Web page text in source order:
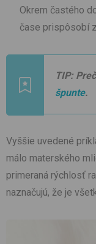
Okrem častého
čase prispôsobí
TIP:
špunte.
Vyššie uvedené
málo materského
primeraná rýchlosť
naznačujú, že je